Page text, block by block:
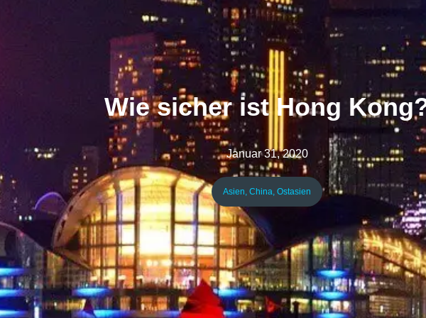
Wie sicher ist Hong
Januar 31, 2020
Asien, China, Ostasien